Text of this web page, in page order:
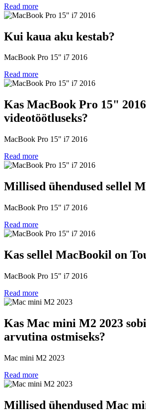
Read more
Kui kaua aku kestab?
MacBook Pro 15" i7 2016
Read more
Kas MacBook Pro 15"
videotöötluseks?
MacBook Pro 15" i7 2016
Read more
Millised ühendused sellel
MacBook Pro 15" i7 2016
Read more
Kas sellel MacBookil on
MacBook Pro 15" i7 2016
Read more
Kas Mac mini M2 2023
arvutina ostmiseks?
Mac mini M2 2023
Read more
Millised ühendused Mac